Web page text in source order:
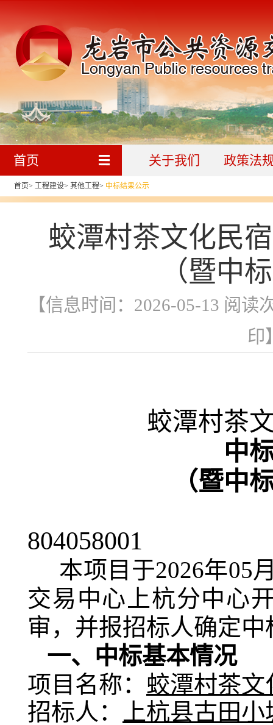
首页 关于我们 政策法
首页> 工程建设> 其他工程> 中标结果公示
蛟潭村茶文化民
（暨中
【信息时间：2026-05-13 阅读
印
蛟潭村茶
中
（暨中
804058001
本项目于2026年05
交易中心上杭分中心
审，并报招标人确定
一、中标基本情况
项目名称： 蛟潭村茶
招标人：
上杭县古田